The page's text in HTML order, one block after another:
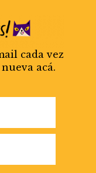
cada vez
acá.